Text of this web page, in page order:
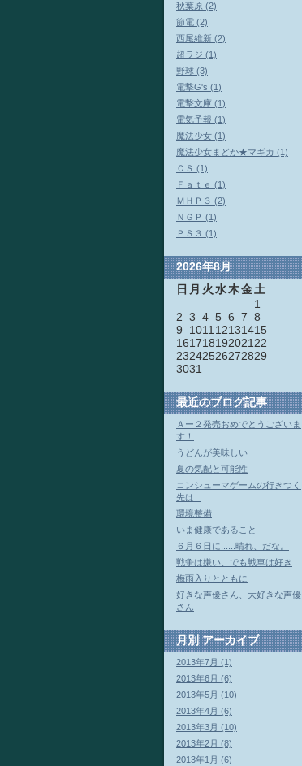
秋葉原 (2)
節電 (2)
西尾維新 (2)
超ラジ (1)
野球 (3)
電撃G's (1)
電撃文庫 (1)
電気予報 (1)
魔法少女 (1)
魔法少女まどか★マギカ (1)
ＣＳ (1)
Ｆａｔｅ (1)
ＭＨＰ３ (2)
ＮＧＰ (1)
ＰＳ３ (1)
2026年8月
日 月 火水木金土
1
2 3 4 5 6 7 8
9
1011 12131415
161718192021 22
23242526272829
3031
最近のブログ記事
Ａー２発売おめでとうございま
す！
うどんが美味しい
夏の気配と可能性
コンシューマゲームの行きつく
先は...
環境整備
いま健康であること
６月６日に......晴れ、だな。
戦争は嫌い、でも戦車は好き
梅雨入りとともに
好きな声優さん、大好きな声優
さん
月別アーカイブ
2013年7月 (1)
2013年6月 (6)
2013年5月 (10)
2013年4月 (6)
2013年3月 (10)
2013年2月 (8)
2013年1月 (6)